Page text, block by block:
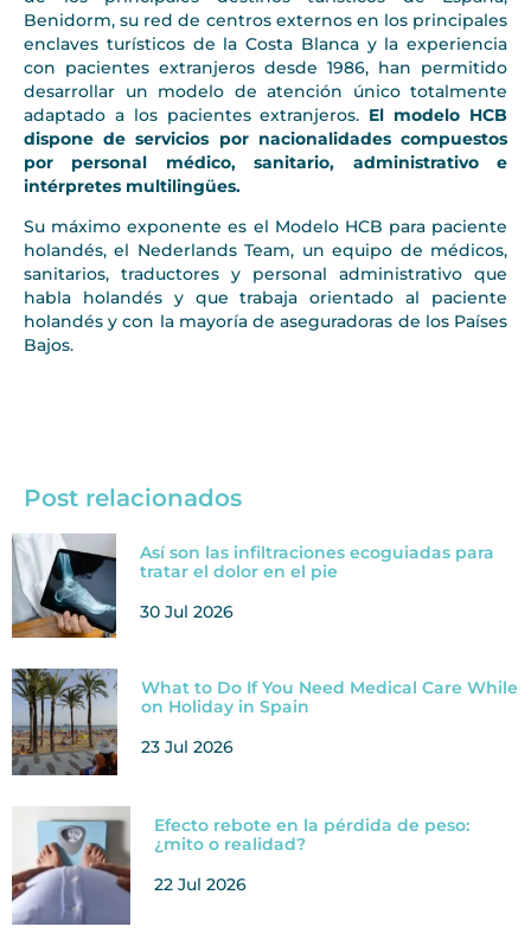
Benidorm, su red de centros externos en los principales
enclaves turísticos de la Costa Blanca y la experiencia
con pacientes extranjeros desde 1986, han permitido
desarrollar un modelo de atención único totalmente
adaptado a los pacientes extranjeros. El modelo HCB
dispone de servicios por nacionalidades compuestos
por personal médico, sanitario, administrativo e
intérpretes multilingües.
Su máximo exponente es el Modelo HCB para paciente
holandés, el Nederlands Team, un equipo de médicos,
sanitarios, traductores y personal administrativo que
habla holandés y que trabaja orientado al paciente
holandés y con la mayoría de aseguradoras de los Países
Bajos.
Post relacionados
Así son las infiltraciones ecoguiadas para
tratar el dolor en el pie
30 Jul 2026
What to Do If You Need Medical Care While
on Holiday in Spain
23 Jul 2026
Efecto rebote en la pérdida de peso:
¿mito o realidad?
22 Jul 2026